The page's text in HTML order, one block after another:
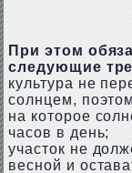
При этом
следующие
культура не
солнцем,
на которое
часов в день;
участок не
весной и